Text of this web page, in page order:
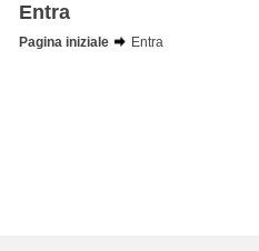
Entra
Pagina iniziale
Entra